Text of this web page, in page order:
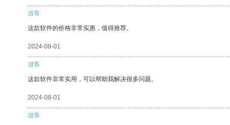
游客
这款软件的价格非常实惠，值得推荐。
2024-08-01
游客
这款软件非常实用，可以帮助我解决很多问题。
2024-08-01
游客